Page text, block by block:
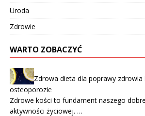
Uroda
Zdrowie
WARTO ZOBACZYĆ
Zdrowa dieta dla poprawy zdrowia
osteoporozie
Zdrowe kości to fundament naszego
aktywności życiowej. …